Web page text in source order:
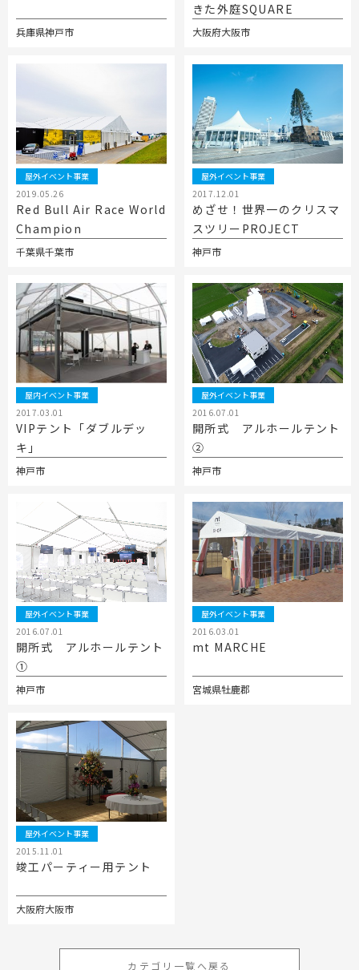
兵庫県神戸市
きた外庭SQUARE
大阪府大阪市
屋外イベント事業
2019.05.26
Red Bull Air Race World
Champion
千葉県千葉市
屋外イベント事業
2017.12.01
めざせ！世界一のクリスマ
スツリーPROJECT
神戸市
屋内イベント事業
2017.03.01
VIPテント「ダブルデッ
キ」
神戸市
屋外イベント事業
2016.07.01
開所式 アルホールテント
②
神戸市
屋外イベント事業
2016.07.01
開所式 アルホールテント
①
神戸市
屋外イベント事業
2016.03.01
mt MARCHE
宮城県牡鹿郡
屋外イベント事業
2015.11.01
竣工パーティー用テント
大阪府大阪市
カテゴリ一覧へ戻る